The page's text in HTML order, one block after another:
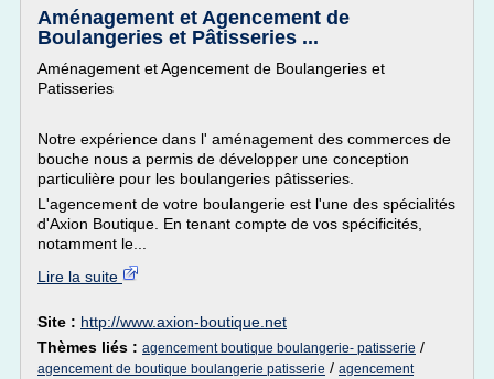
Aménagement et Agencement de
Boulangeries et Pâtisseries ...
Aménagement et Agencement de Boulangeries et
Patisseries
Notre expérience dans l' aménagement des commerces de
bouche nous a permis de développer une conception
particulière pour les boulangeries pâtisseries.
L'agencement de votre boulangerie est l'une des spécialités
d'Axion Boutique. En tenant compte de vos spécificités,
notamment le...
Lire la suite
Site : http://www.axion-boutique.net
Thèmes liés : agencement boutique boulangerie- patisserie /
agencement de boutique boulangerie patisserie / agencement